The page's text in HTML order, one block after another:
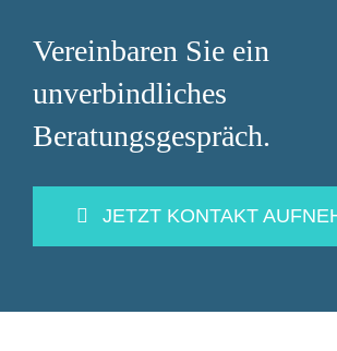
Vereinbaren Sie ein
unverbindliches
Beratungsgespräch.
JETZT KONTAKT